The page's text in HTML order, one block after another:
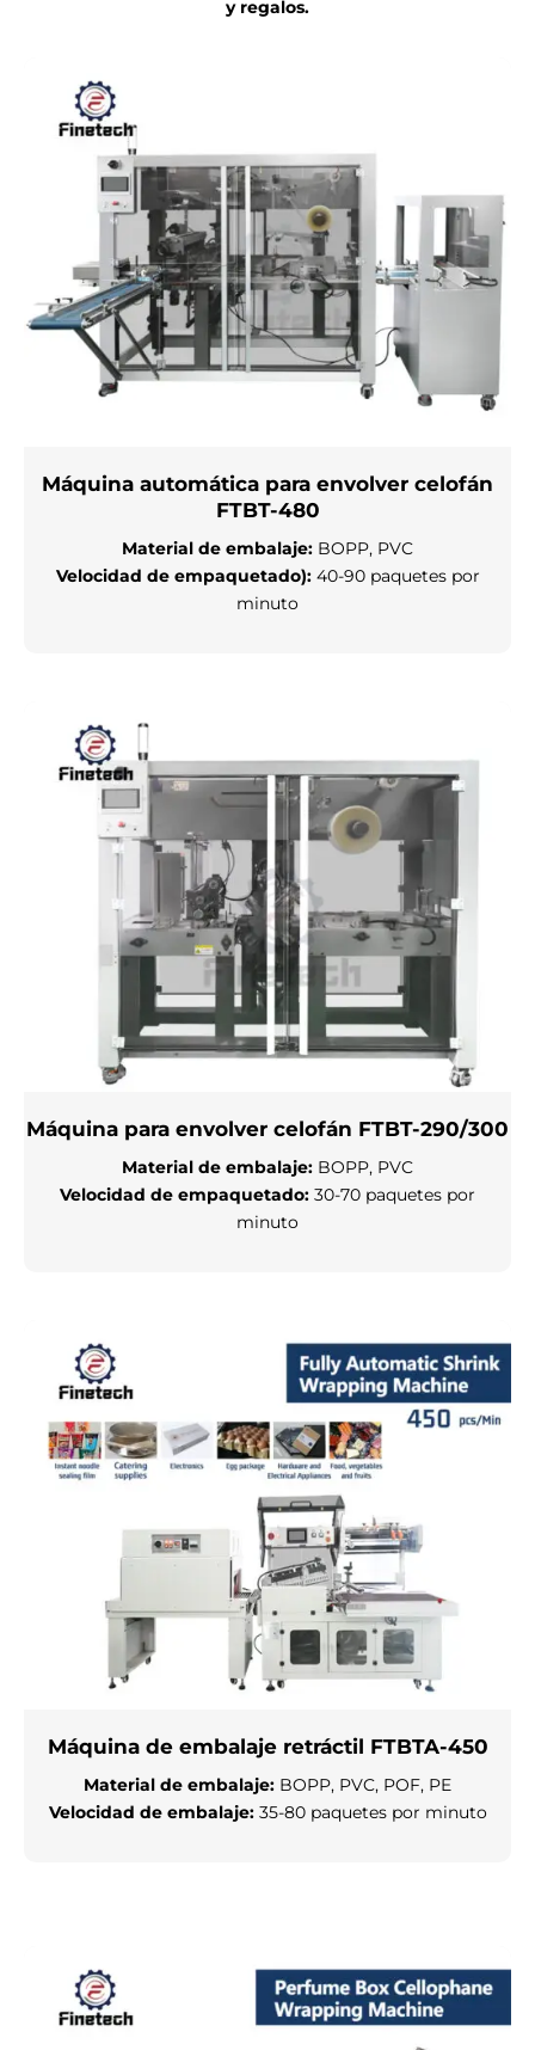
y regalos.
Máquina automática para envolver celofán
FTBT-480
Material de embalaje: BOPP, PVC
Velocidad de empaquetado):40-90 paquetes por
minuto
Máquina para envolver celofán FTBT-290/300
Material de embalaje: BOPP, PVC
Velocidad de empaquetado: 30-70 paquetes por
minuto
Máquina de embalaje retráctil FTBTA-450
Material de embalaje: BOPP, PVC, POF, PE
Velocidad de embalaje:35-80 paquetes por minuto